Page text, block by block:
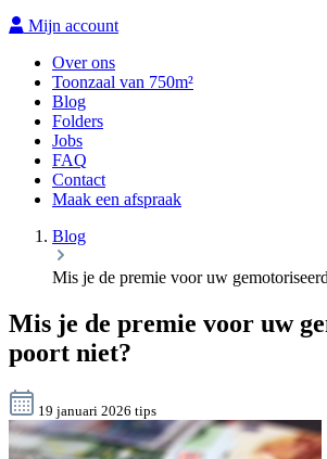
Mijn account
Over ons
Toonzaal van 750m²
Blog
Folders
Jobs
FAQ
Contact
Maak een afspraak
Blog
Mis je de premie voor uw
Mis je de premie voor uw
poort niet?
19 januari 2026 tips